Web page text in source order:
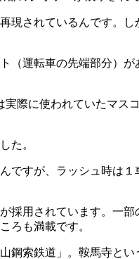
現されているんです。
（運転車の先端部分）
際に使われていたマス
た。
ですが、ラッシュ時は
採用されています。一
ろも満載です。
鋼索鉄道」。鞍馬寺と